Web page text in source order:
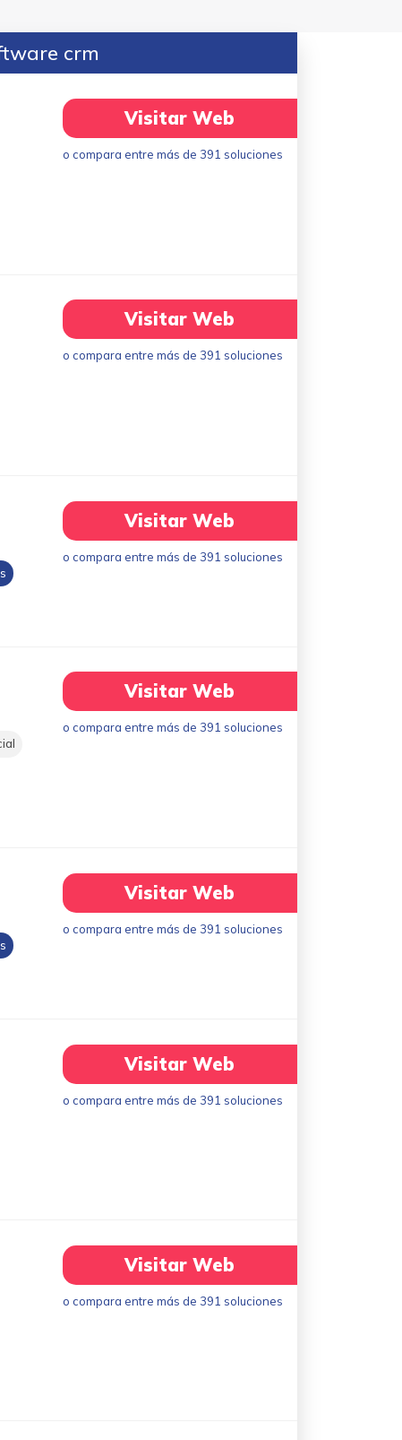
crm
Visitar Web
o compara entre más de 391 soluciones
Visitar Web
o compara entre más de 391 soluciones
Visitar Web
o compara entre más de 391 soluciones
Visitar Web
o compara entre más de 391 soluciones
Visitar Web
o compara entre más de 391 soluciones
Visitar Web
o compara entre más de 391 soluciones
Visitar Web
o compara entre más de 391 soluciones